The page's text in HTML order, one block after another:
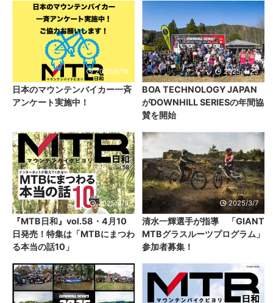
2025/6/16
日本のマウンテンバイカー一斉
アンケート実施中！
2025/4/25
BOA TECHNOLOGY JAPAN
がDOWNHILL SERIESの年間協
賛を開始
2025/4/9
『MTB日和』vol.58・4月10
日発売！特集は「MTBにまつわ
る本当の話10」
2025/3/7
清水一輝選手が指導 「GIANT
MTBグラスルーツプログラム」
参加者募集！